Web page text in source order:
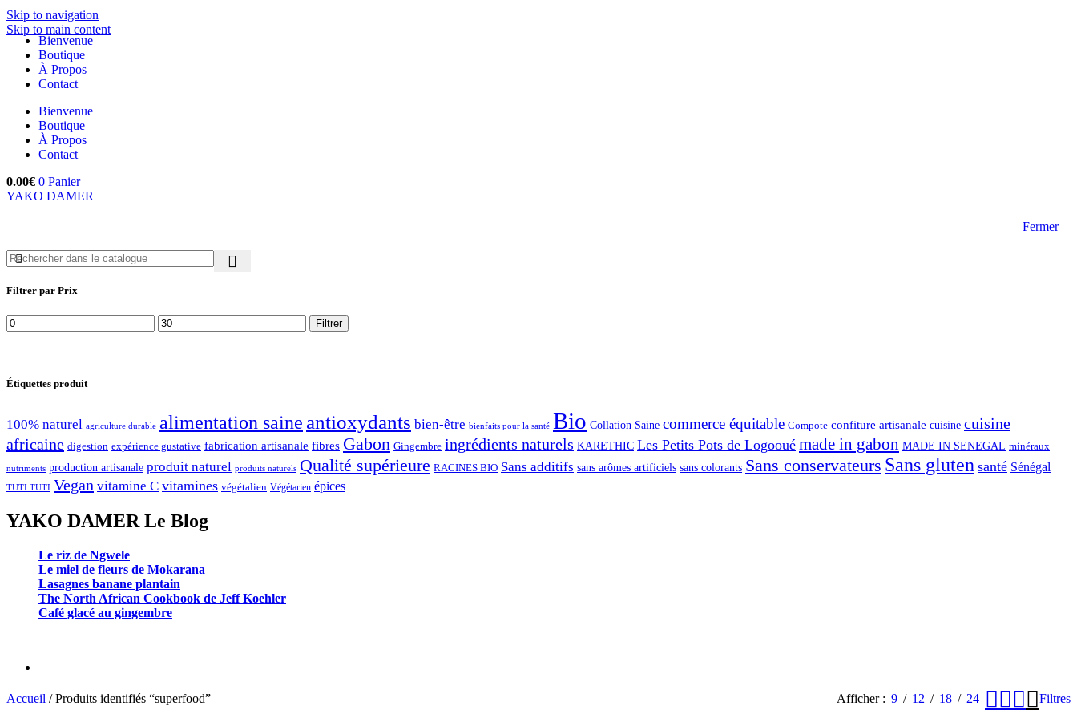
Skip to navigation
Skip to main content
Bienvenue
Boutique
À Propos
Contact
Bienvenue
Boutique
À Propos
Contact
0.00€ 0 Panier
YAKO DAMER
Fermer
Filtrer par Prix
Prix
min
Prix
max
Filtrer
Étiquettes produit
100% naturel agriculture durable alimentation saine antioxydants bien-être bienfaits pour la santé Bio Collation Saine commerce équitable Compote confiture artisanale cuisine cuisine
africaine digestion expérience gustative fabrication artisanale fibres Gabon Gingembre ingrédients naturels KARETHIC Les Petits Pots de Logooué made in gabon MADE IN SENEGAL minéraux
nutriments production artisanale produit naturel produits naturels Qualité supérieure RACINES BIO Sans additifs sans arômes artificiels sans colorants Sans conservateurs Sans gluten santé Sénégal
TUTI TUTI Vegan vitamine C vitamines végétalien Végétarien épices
YAKO DAMER Le Blog
Le riz de Ngwele
Le miel de fleurs de Mokarana
Lasagnes banane plantain
The North African Cookbook de Jeff Koehler
Café glacé au gingembre
Accueil / Produits identifiés “superfood” Afficher 9 12 18 24 Filtres